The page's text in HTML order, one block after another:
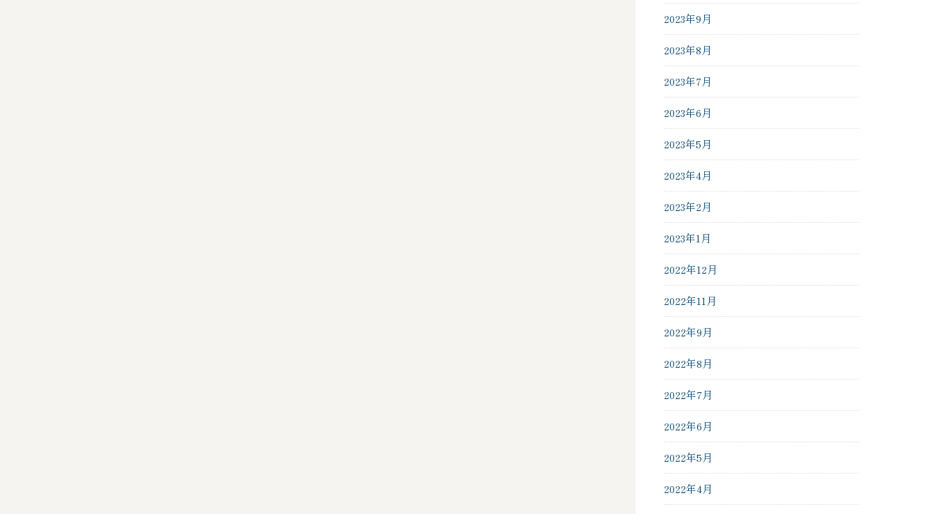
2023年9月
2023年8月
2023年7月
2023年6月
2023年5月
2023年4月
2023年2月
2023年1月
2022年12月
2022年11月
2022年9月
2022年8月
2022年7月
2022年6月
2022年5月
2022年4月